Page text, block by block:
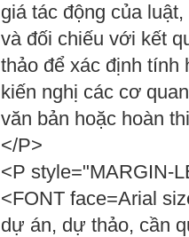
giá tác động của
và đối chiếu với kết
thảo để xác định tính
kiến nghị các cơ
văn bản hoặc hoàn
</P>
<P style="MARGIN-
<FONT face=Arial
dự án, dự thảo, cần